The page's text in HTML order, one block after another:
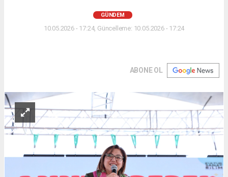
GÜNDEM
10.05.2026 - 17:24, Güncelleme: 10.05.2026 - 17:24
ABONE OL